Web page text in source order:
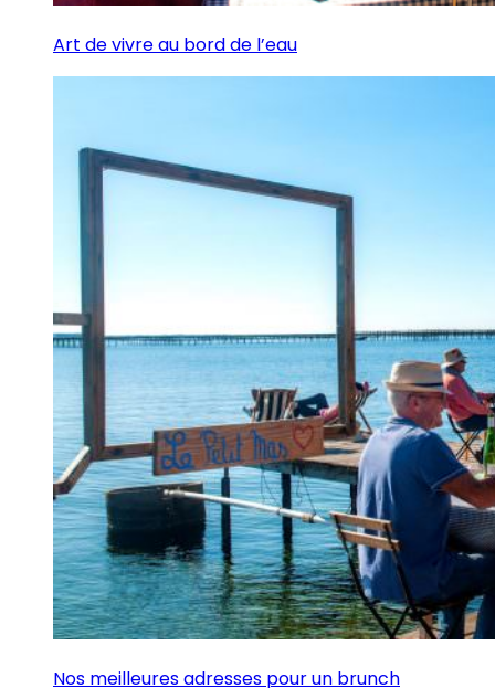
Art de vivre au bord de l’eau
Nos meilleures adresses pour un brunch